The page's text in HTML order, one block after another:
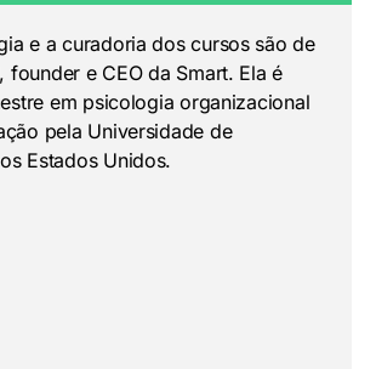
e a curadoria dos cursos são de
founder e CEO da Smart. Ela é
em psicologia organizacional
pela Universidade de
Estados Unidos.